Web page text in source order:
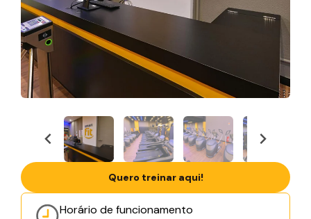
Horário de funcionamento
Quero treinar aqui!